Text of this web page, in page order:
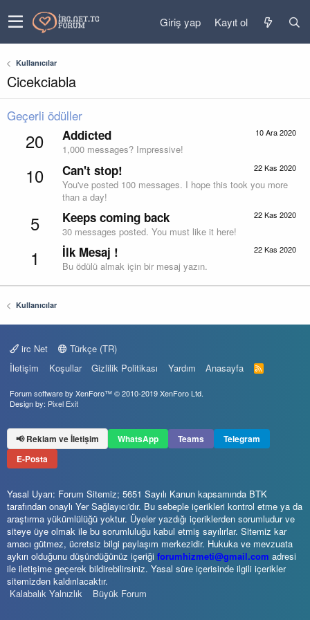
Giriş yap Kayıt ol
Kullanıcılar
Cicekciabla
Geçerli ödüller
20 10 Ara 2020
Addicted
1,000 messages? Impressive!
10 22 Kas 2020
Can't stop!
You've posted 100 messages. I hope this took you more
than a day!
5 22 Kas 2020
Keeps coming back
30 messages posted. You must like it here!
1 22 Kas 2020
İlk Mesaj !
Bu ödülü almak için bir mesaj yazın.
Kullanıcılar
irc Net
Türkçe (TR)
İletişim
Koşullar Gizlilik Politikası Yardım Anasayfa
R
S
Forum software by XenForo™© 2010-2019 XenForo Ltd.
Design by: Pixel Exit
📢 Reklam ve İletişim WhatsApp Teams
Telegram
E-Posta
Yasal Uyarı: Forum Sitemiz; 5651 Sayılı Kanun kapsamında BTK
tarafından onaylı Yer Sağlayıcı'dır. Bu sebeple içerikleri kontrol etme ya da
araştırma yükümlülüğü yoktur. Üyeler yazdığı içeriklerden sorumludur ve
siteye üye olmak ile bu sorumluluğu kabul etmiş sayılırlar. Sitemiz kar
amacı gütmez, ücretsiz bilgi paylaşım merkezidir. Hukuka ve mevzuata
aykırı olduğunu düşündüğünüz içeriği forumhizmeti@gmail.com adresi
ile iletişime geçerek bildirebilirsiniz. Yasal süre içerisinde ilgili içerikler
sitemizden kaldırılacaktır.
Kalabalık Yalnızlık
Büyük Forum